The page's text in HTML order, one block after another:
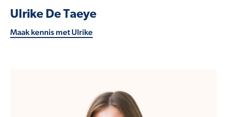
Ulrike De Taeye
Maak kennis met Ulrike